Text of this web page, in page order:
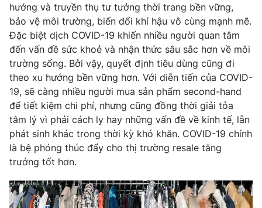
hướng và truyền thụ tư tưởng thời trang bền vững,
bảo vệ môi trường, biến đổi khí hậu vô cùng mạnh mẽ.
Đặc biệt dịch COVID-19 khiến nhiều người quan tâm
đến vấn đề sức khoẻ và nhận thức sâu sắc hơn về môi
trường sống. Bởi vậy, quyết định tiêu dùng cũng đi
theo xu hướng bền vững hơn. Với diễn tiến của COVID-
19, sẽ càng nhiều người mua sản phẩm second-hand
để tiết kiệm chi phí, nhưng cũng đồng thời giải tỏa
tâm lý vì phải cách ly hay những vấn đề về kinh tế, lẫn
phát sinh khác trong thời kỳ khó khăn. COVID-19 chính
là bệ phóng thúc đẩy cho thị trường resale tăng
trưởng tốt hơn.